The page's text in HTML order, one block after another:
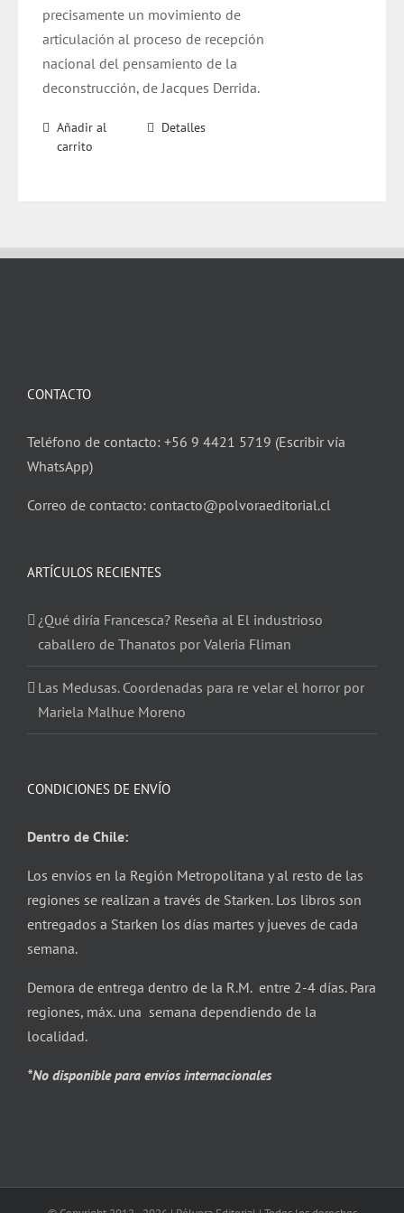
precisamente un movimiento de
articulación al proceso de recepción
nacional del pensamiento de la
deconstrucción, de Jacques Derrida.
Añadir al
carrito
Detalles
CONTACTO
Teléfono de contacto: +56 9 4421 5719 (Escribir vía
WhatsApp)
Correo de contacto: contacto@polvoraeditorial.cl
ARTÍCULOS RECIENTES
¿Qué diría Francesca? Reseña al El industrioso
caballero de Thanatos por Valeria Fliman
Las Medusas. Coordenadas para re velar el horror por
Mariela Malhue Moreno
CONDICIONES DE ENVÍO
Dentro de Chile:
Los envíos en la Región Metropolitana y al resto de las
regiones se realizan a través de Starken. Los libros son
entregados a Starken los días martes y jueves de cada
semana.
Demora de entrega dentro de la R.M. entre 2-4 días. Para
regiones, máx. una semana dependiendo de la
localidad.
*No disponible para envíos internacionales